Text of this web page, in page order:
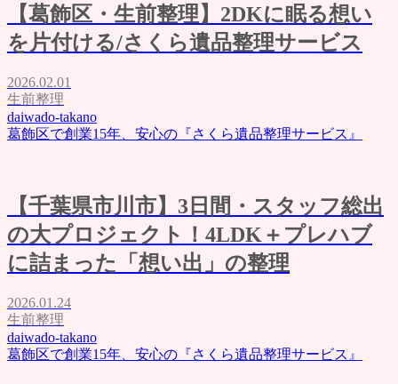
【葛飾区・生前整理】2DKに眠る想い
を片付ける/さくら遺品整理サービス
2026.02.01
生前整理
daiwado-takano
葛飾区で創業15年、安心の『さくら遺品整理サービス』
【千葉県市川市】3日間・スタッフ総出
の大プロジェクト！4LDK＋プレハブ
に詰まった「想い出」の整理
2026.01.24
生前整理
daiwado-takano
葛飾区で創業15年、安心の『さくら遺品整理サービス』